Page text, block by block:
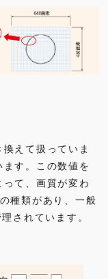
えて扱っていま
す。この数値を
て、画質が変わ
種類があり、一般
されています。